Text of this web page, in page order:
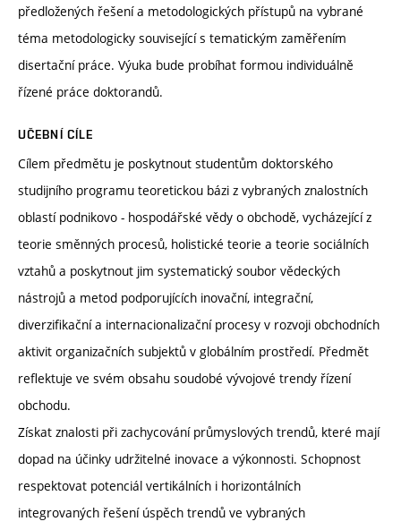
předložených řešení a metodologických přístupů na vybrané
téma metodologicky související s tematickým zaměřením
disertační práce. Výuka bude probíhat formou individuálně
řízené práce doktorandů.
UČEBNÍ CÍLE
Cílem předmětu je poskytnout studentům doktorského
studijního programu teoretickou bázi z vybraných znalostních
oblastí podnikovo - hospodářské vědy o obchodě, vycházející z
teorie směnných procesů, holistické teorie a teorie sociálních
vztahů a poskytnout jim systematický soubor vědeckých
nástrojů a metod podporujících inovační, integrační,
diverzifikační a internacionalizační procesy v rozvoji obchodních
aktivit organizačních subjektů v globálním prostředí. Předmět
reflektuje ve svém obsahu soudobé vývojové trendy řízení
obchodu.
Získat znalosti při zachycování průmyslových trendů, které mají
dopad na účinky udržitelné inovace a výkonnosti. Schopnost
respektovat potenciál vertikálních i horizontálních
integrovaných řešení úspěch trendů ve vybraných